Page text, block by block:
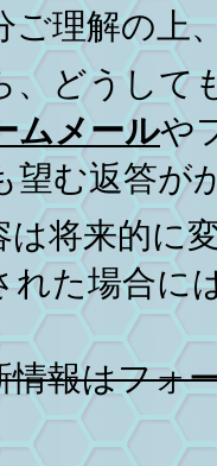
ご理解の上
、どうして
ムメールや
望む返答が
は将来的に
れた場合に
情報はフォ